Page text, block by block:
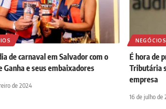
de carnaval em Salvador com o
Ganha e seus embaixadores
de 2024
NEGÓCIOS
É hora de
Tributária
empresa
16 de julho de